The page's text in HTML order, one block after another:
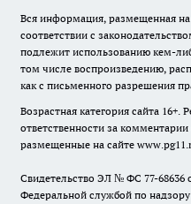
Вся информация, размещенная на
соответствии с
подлежит использованию кем-
том числе воспроизведению,
как с письменного разрешения
Возрастная категория сайта 16+.
ответственности за
размещенные на сайте
Свидетельство ЭЛ № ФС 77-68636
Федеральной службой по